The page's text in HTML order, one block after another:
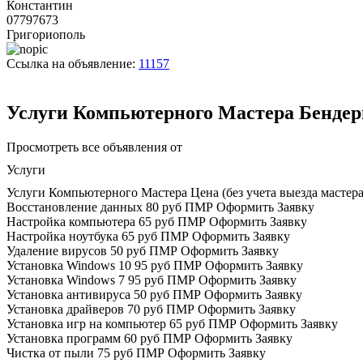
Константин
07797673
Григориополь
Ссылка на объявление: 11157
Услуги Компьютерного Мастера
Просмотреть все объявления от
Услуги
Услуги Компьютерного Мастера Цена (без учета выезда
Восстановление данных 80 руб ПМР Оформить Заявку
Настройка компьютера 65 руб ПМР Оформить Заявку
Настройка ноутбука 65 руб ПМР Оформить Заявку
Удаление вирусов 50 руб ПМР Оформить Заявку
Установка Windows 10 95 руб ПМР Оформить Заявку
Установка Windows 7 95 руб ПМР Оформить Заявку
Установка антивируса 50 руб ПМР Оформить Заявку
Установка драйверов 70 руб ПМР Оформить Заявку
Установка игр на компьютер 65 руб ПМР Оформить Заявку
Установка программ 60 руб ПМР Оформить Заявку
Чистка от пыли 75 руб ПМР Оформить Заявку